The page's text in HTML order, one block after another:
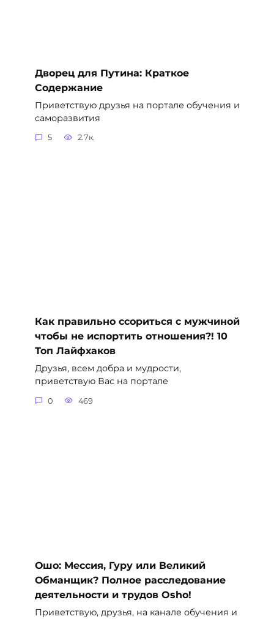
Дворец для Путина: Краткое
Содержание
Приветствую друзья на портале обучения и
саморазвития
5 2.7к.
Как правильно ссориться с мужчиной
чтобы не испортить отношения?! 10
Топ Лайфхаков
Друзья, всем добра и мудрости,
приветствую Вас на портале
0 469
Ошо: Мессия, Гуру или Великий
Обманщик? Полное расследование
деятельности и трудов Osho!
Приветствую, друзья, на канале обучения и